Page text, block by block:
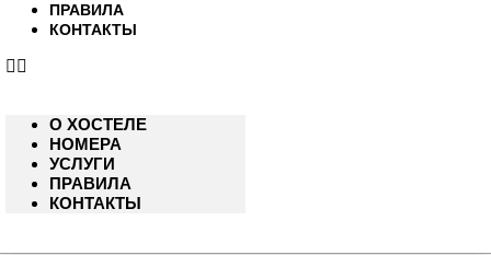
ПРАВИЛА
КОНТАКТЫ
О ХОСТЕЛЕ
НОМЕРА
УСЛУГИ
ПРАВИЛА
КОНТАКТЫ